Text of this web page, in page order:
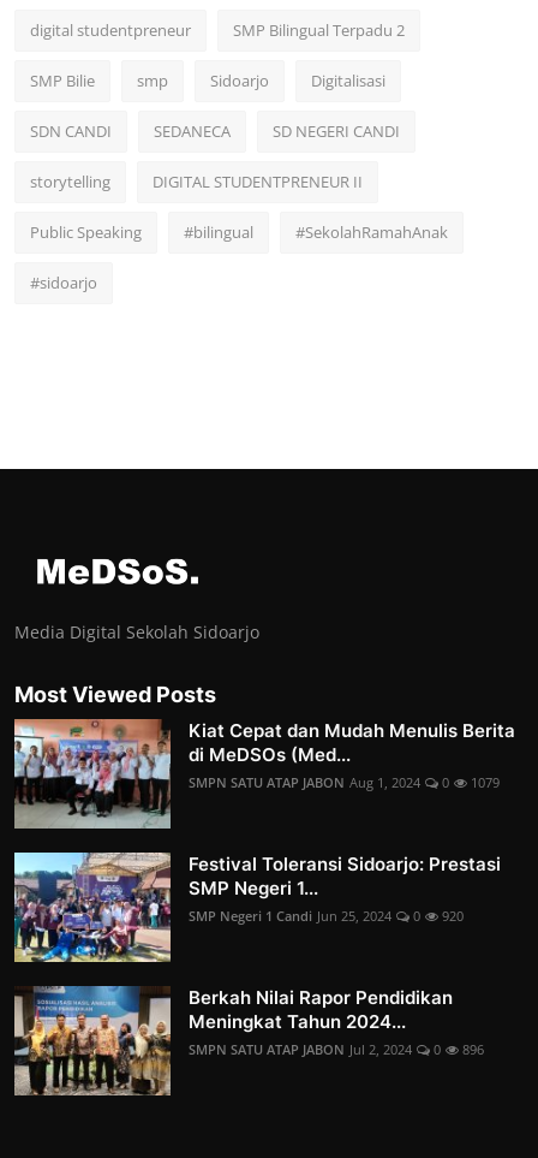
digital studentpreneur SMP Bilingual Terpadu 2
SMP Bilie smp Sidoarjo Digitalisasi
SDN CANDI SEDANECA SD NEGERI CANDI
storytelling DIGITAL STUDENTPRENEUR II
Public Speaking #bilingual #SekolahRamahAnak
#sidoarjo
Media Digital Sekolah Sidoarjo
Most Viewed Posts
Kiat Cepat dan Mudah Menulis Berita
di MeDSOs (Med...
SMPN SATU ATAP JABON Aug 1, 2024 0 1079
Festival Toleransi Sidoarjo: Prestasi
SMP Negeri 1...
SMP Negeri 1 Candi Jun 25, 2024 0 920
Berkah Nilai Rapor Pendidikan
Meningkat Tahun 2024...
SMPN SATU ATAP JABON Jul 2, 2024 0 896